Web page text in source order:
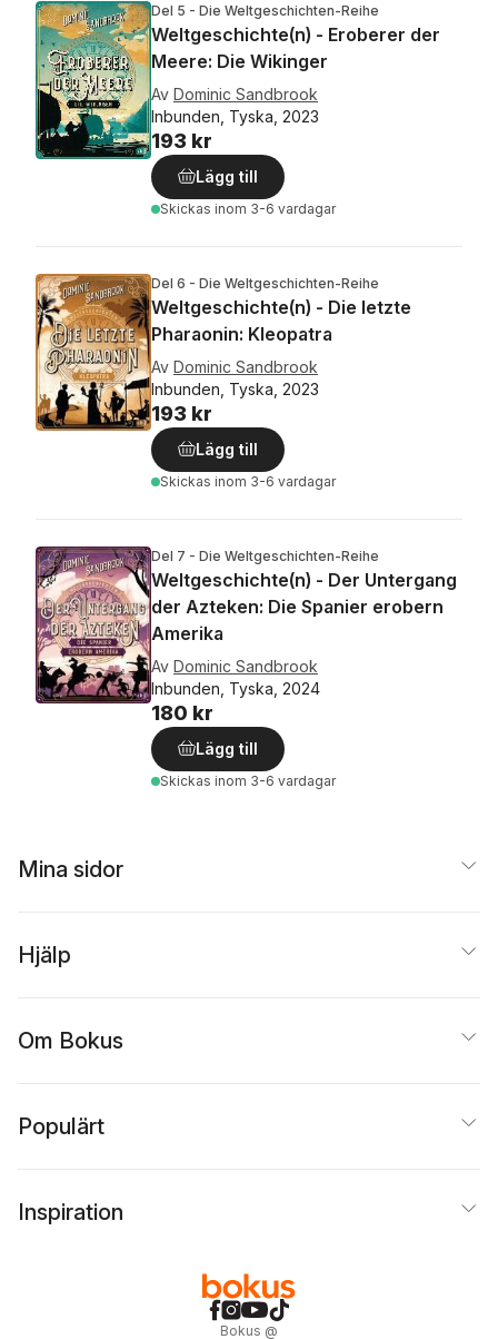
Del 5 - Die Weltgeschichten-Reihe
Weltgeschichte(n) - Eroberer der
Meere: Die Wikinger
Av Dominic Sandbrook
Inbunden, Tyska, 2023
193 kr
Lägg till
Skickas inom 3-6 vardagar
Del 6 - Die Weltgeschichten-Reihe
Weltgeschichte(n) - Die letzte
Pharaonin: Kleopatra
Av Dominic Sandbrook
Inbunden, Tyska, 2023
193 kr
Lägg till
Skickas inom 3-6 vardagar
Del 7 - Die Weltgeschichten-Reihe
Weltgeschichte(n) - Der Untergang
der Azteken: Die Spanier erobern
Amerika
Av Dominic Sandbrook
Inbunden, Tyska, 2024
180 kr
Lägg till
Skickas inom 3-6 vardagar
Mina sidor
Hjälp
Om Bokus
Populärt
Inspiration
Bokus @